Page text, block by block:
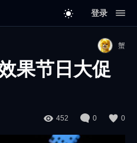
登录
蟹
果节日大促
452 0 0